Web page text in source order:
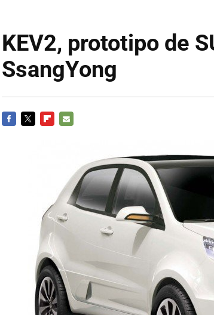
KEV2, prototipo de
SsangYong